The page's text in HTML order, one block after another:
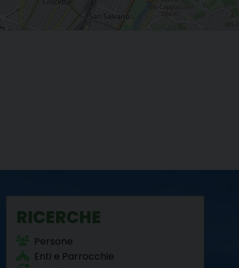
RICERCHE
Persone
Enti e Parrocchie